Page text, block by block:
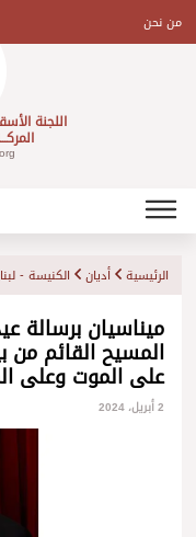
contentمن نحن
اللجنة
الرئيسية أديان الكنيسة -
ميناسيان برسالة
المسيح القائم من
على الموت وعلى
2 أبريل، 2024